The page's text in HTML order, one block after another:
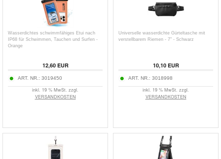
Wasserdichtes schwimmfähiges Etui nach
IP68 für Schwimmen, Tauchen und Surfen -
Orange
12,60EUR
ART. NR.: 3019450
inkl. 19 % MwSt. zzgl.
VERSANDKOSTEN
Universelle wasserdichte Gürteltasche mit
verstellbarem Riemen - 7" - Schwarz
10,10EUR
ART. NR.: 3018998
inkl. 19 % MwSt. zzgl.
VERSANDKOSTEN